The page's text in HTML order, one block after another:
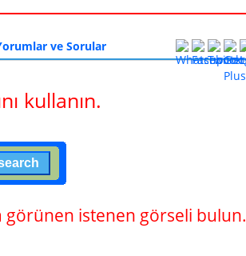
ve Sorular
kullanın.
istenen görseli bulun.